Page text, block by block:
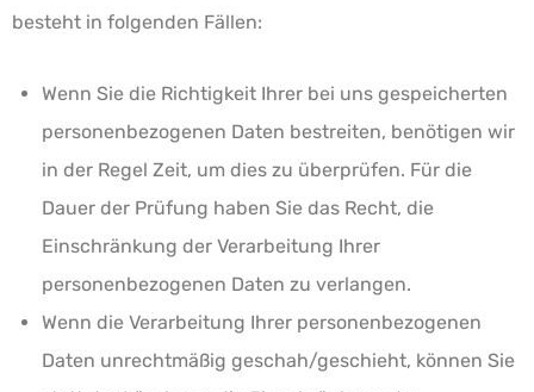
besteht in folgenden Fällen:
Wenn Sie die Richtigkeit Ihrer bei uns gespeicherten
personenbezogenen Daten bestreiten, benötigen wir
in der Regel Zeit, um dies zu überprüfen. Für die
Dauer der Prüfung haben Sie das Recht, die
Einschränkung der Verarbeitung Ihrer
personenbezogenen Daten zu verlangen.
Wenn die Verarbeitung Ihrer personenbezogenen
Daten unrechtmäßig geschah/geschieht, können Sie